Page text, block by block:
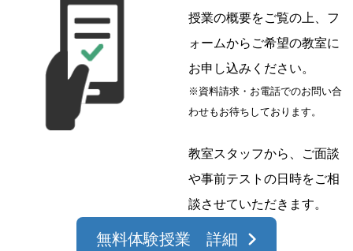
授業の概要をご覧の上、フ
ォームからご希望の教室に
お申し込みください。
※資料請求・お電話でのお問い合
わせもお待ちしております。
教室スタッフから、ご面談
や事前テストの日時をご相
談させていただきます。
無料体験授業 詳細